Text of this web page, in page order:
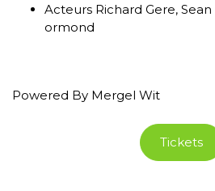
Acteurs Richard Gere,
ormond
Powered By Mergel Wit
Tickets